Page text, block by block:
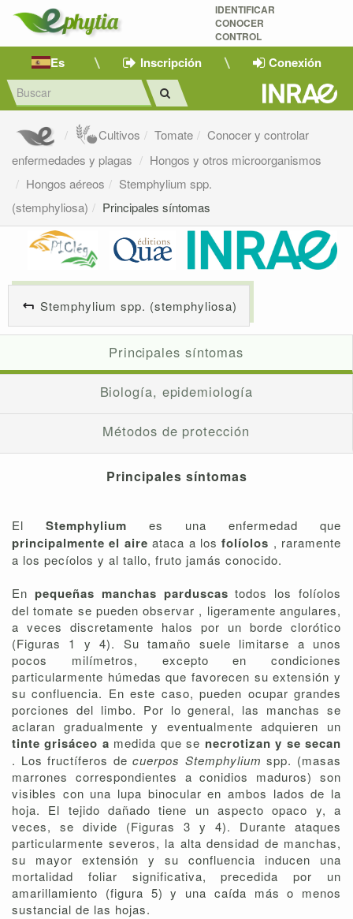
IDENTIFICAR
CONOCER
CONTROL
Es Inscripción Conexión
Cultivos Tomate
Conocer y controlar
enfermedades y plagas
Hongos y otros microorganismos
Hongos aéreos
Stemphylium spp.
(stemphyliosa)
Principales síntomas
Stemphylium spp. (stemphyliosa)
Principales síntomas
Biología, epidemiología
Métodos de protección
Principales síntomas
El Stemphylium es una enfermedad que
principalmente el aireataca a losfolíolos , raramente
a los pecíolos y al tallo, fruto jamás conocido.
En pequeñas manchas parduscastodos los folíolos
del tomate se pueden observar , ligeramente angulares,
a veces discretamente halos por un borde clorótico
(Figuras 1 y 4). Su tamaño suele limitarse a unos
pocos milímetros, excepto en condiciones
particularmente húmedas que favorecen su extensión y
su confluencia. En este caso, pueden ocupar grandes
porciones del limbo. Por lo general, las manchas se
aclaran gradualmente y eventualmente adquieren un
tinte grisáceo a medida que se necrotizan y se secan
. Los fructíferos decuerpos Stemphyliumspp. (masas
marrones correspondientes a conidios maduros) son
visibles con una lupa binocular en ambos lados de la
hoja. El tejido dañado tiene un aspecto opaco y, a
veces, se divide (Figuras 3 y 4). Durante ataques
particularmente severos, la alta densidad de manchas,
su mayor extensión y su confluencia inducen una
mortalidad foliar significativa, precedida por un
amarillamiento (figura 5) y una caída más o menos
sustancial de las hojas.